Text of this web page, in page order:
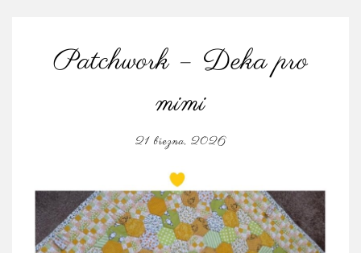
Patchwork – Deka pro
mimi
21 března, 2026